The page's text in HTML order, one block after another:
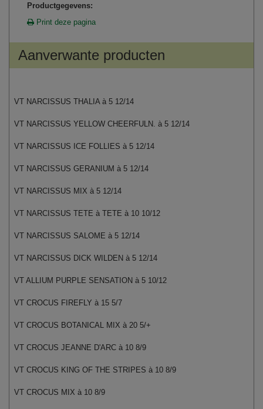
Productgegevens:
Print deze pagina
Aanverwante producten
VT NARCISSUS THALIA à 5 12/14
VT NARCISSUS YELLOW CHEERFULN. à 5 12/14
VT NARCISSUS ICE FOLLIES à 5 12/14
VT NARCISSUS GERANIUM à 5 12/14
VT NARCISSUS MIX à 5 12/14
VT NARCISSUS TETE à TETE à 10 10/12
VT NARCISSUS SALOME à 5 12/14
VT NARCISSUS DICK WILDEN à 5 12/14
VT ALLIUM PURPLE SENSATION à 5 10/12
VT CROCUS FIREFLY à 15 5/7
VT CROCUS BOTANICAL MIX à 20 5/+
VT CROCUS JEANNE D'ARC à 10 8/9
VT CROCUS KING OF THE STRIPES à 10 8/9
VT CROCUS MIX à 10 8/9